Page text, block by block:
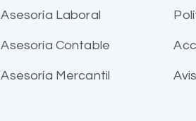
Asesoría Laboral
Asesoría Contable
Asesoría Mercantil